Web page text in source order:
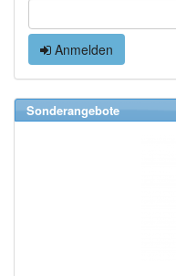
Anmelden
Sonderangebote